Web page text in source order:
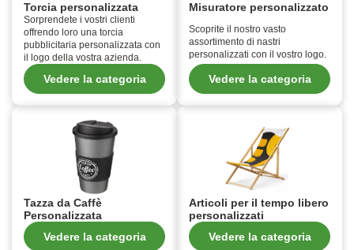
Torcia personalizzata
Sorprendete i vostri clienti
offrendo loro una torcia
pubblicitaria personalizzata con
il logo della vostra azienda.
Vedere la categoria
Misuratore personalizzato
Scoprite il nostro vasto
assortimento di nastri
personalizzati con il vostro logo.
Vedere la categoria
Tazza da Caffè
Personalizzata
Vedere la categoria
Articoli per il tempo libero
personalizzati
Vedere la categoria